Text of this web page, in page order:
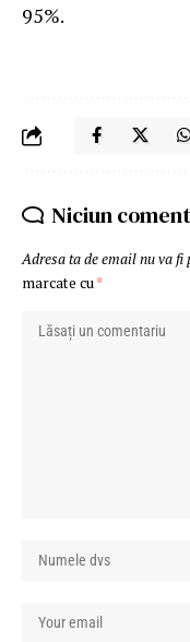
95%.
Niciun
Adresa ta de email nu va fi
marcate cu*